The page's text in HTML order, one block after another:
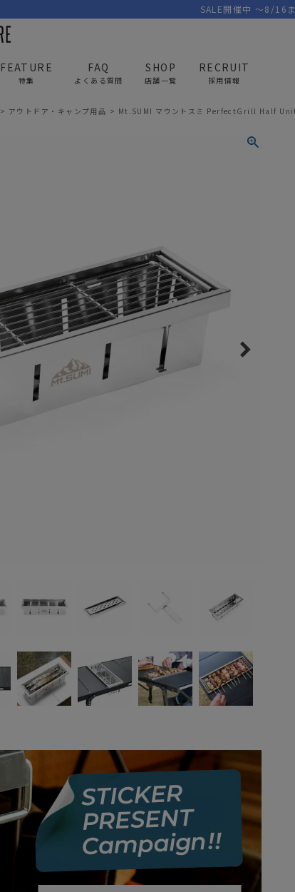
キャップ/帽子
シューズ/靴下
サングラス/メガネ
その他
寝具
フィールドギア
PICK UP
その他の取扱ブランド一
FEATURE
特集
FAQ
よくある質問
SHOP
店舗一覧
RECRUIT
採用情報
SALE開催中 ～8/16
アウトドア・キャンプ用品 Mt.SUMI マウントスミ PerfectGrill Half